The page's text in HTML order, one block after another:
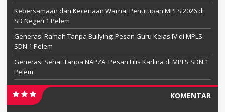
Kebersamaan dan Keceriaan Warnai Penutupan MPLS 2026 di
SD Negeri 1 Pelem
Generasi Ramah Tanpa Bullying: Pesan Guru Kelas IV di MPLS
SDN 1 Pelem
Generasi Sehat Tanpa NAPZA: Pesan Lilis Karlina di MPLS SDN 1
Pelem
KOMENTAR